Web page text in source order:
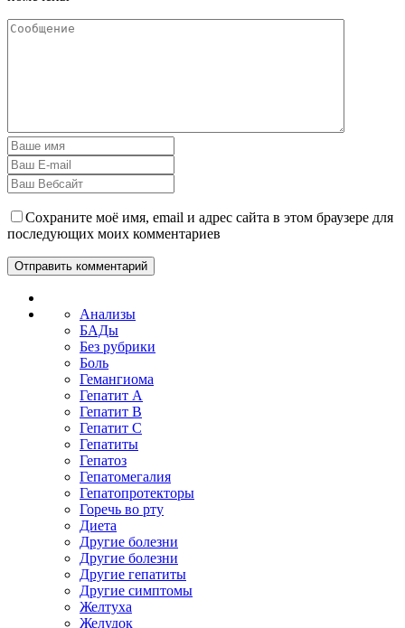
Сохраните моё имя, email и адрес сайта в этом браузере для
последующих моих комментариев
Анализы
БАДы
Без рубрики
Боль
Гемангиома
Гепатит A
Гепатит B
Гепатит C
Гепатиты
Гепатоз
Гепатомегалия
Гепатопротекторы
Горечь во рту
Диета
Другие болезни
Другие болезни
Другие гепатиты
Другие симптомы
Желтуха
Желудок